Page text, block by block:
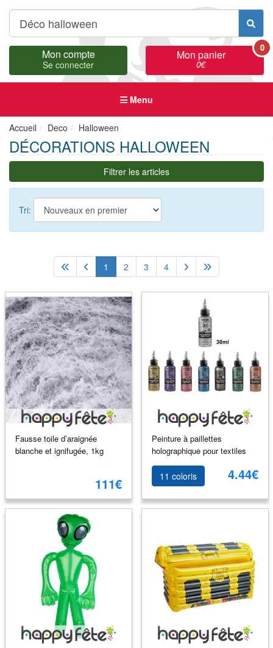
Mon compte
Se connecter
Mon panier
0€
0
Menu
Accueil Deco Halloween
DÉCORATIONS HALLOWEEN
Filtrer les articles
Tri:
1 2 3 4
Fausse toile d’araignée
blanche et ignifugée, 1kg
111€
Peinture à paillettes
holographique pour textiles
11 coloris 4.44€